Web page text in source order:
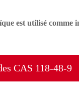
est utilisé comme
CAS 118-48-9